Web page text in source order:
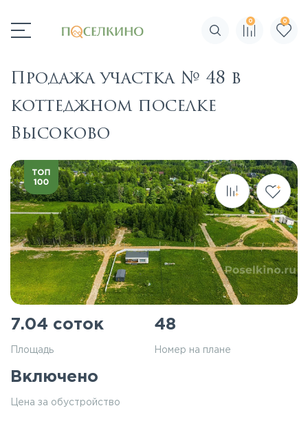
Поиск по сайту
0 0
Продажа участка № 48 в
коттеджном поселке
Высоково
7.04 соток
Площадь
48
Номер на плане
Включено
Цена за обустройство